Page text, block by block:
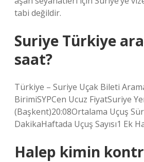
tabi değildir.
Suriye Türkiye
saat?
Türkiye – Suriye Uçak Bileti
BirimiSYPCen Ucuz FiyatSuriye
(Başkent)20:08Ortalama Uçuş
DakikaHaftada Uçuş Sayısı1 Ek
Halep kimin